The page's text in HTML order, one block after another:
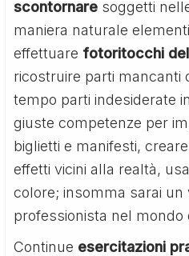
scontornare soggetti
maniera naturale
effettuare fotoritocchi
ricostruire parti mancanti
tempo parti indesiderate
giuste competenze per
biglietti e manifesti,
effetti vicini alla realtà,
colore; insomma sarai un
professionista nel mondo
Continue esercitazioni